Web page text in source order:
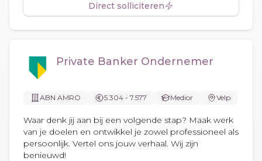
Direct solliciteren
Private Banker Ondernemer
ABN AMRO 5.304 - 7.577 Medior Velp
Waar denk jij aan bij een volgende stap? Maak werk
van je doelen en ontwikkel je zowel professioneel als
persoonlijk. Vertel ons jouw verhaal. Wij zijn
benieuwd!